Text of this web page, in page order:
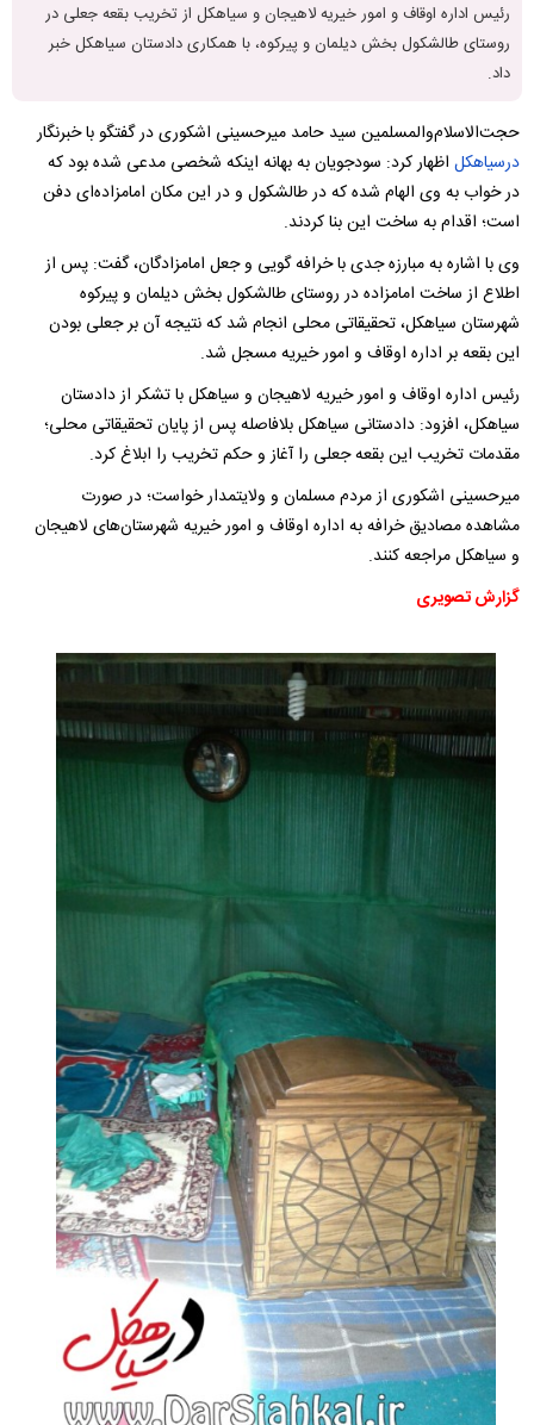
رئیس اداره اوقاف و امور خیریه لاهیجان و سیاهکل از تخریب بقعه جعلی در
روستای طالشکول بخش دیلمان و پیرکوه، با همکاری دادستان سیاهکل خبر
داد.
حجت‌الاسلام‌والمسلمین سید حامد میرحسینی اشکوری در گفتگو با خبرنگار
درسیاهکل اظهار کرد: سودجویان به بهانه اینکه شخصی مدعی شده بود که
در خواب به وی الهام شده که در طالشکول و در این مکان امامزاده‌ای دفن
است؛ اقدام به ساخت این بنا کردند.
وی با اشاره به مبارزه جدی با خرافه گویی و جعل امامزادگان، گفت: پس از
اطلاع از ساخت امامزاده در روستای طالشکول بخش دیلمان و پیرکوه
شهرستان سیاهکل، تحقیقاتی محلی انجام شد که نتیجه آن بر جعلی بودن
این بقعه بر اداره اوقاف و امور خیریه مسجل شد.
رئیس اداره اوقاف و امور خیریه لاهیجان و سیاهکل با تشکر از دادستان
سیاهکل، افزود: دادستانی سیاهکل بلافاصله پس از پایان تحقیقاتی محلی؛
مقدمات تخریب این بقعه جعلی را آغاز و حکم تخریب را ابلاغ کرد.
میرحسینی اشکوری از مردم مسلمان و ولایتمدار خواست؛ در صورت
مشاهده مصادیق خرافه به اداره اوقاف و امور خیریه شهرستان‌های لاهیجان
و سیاهکل مراجعه کنند.
گزارش تصویری